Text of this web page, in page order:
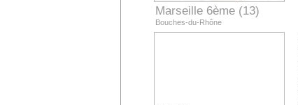
Marseille 6ème (13)
Bouches-du-Rhône